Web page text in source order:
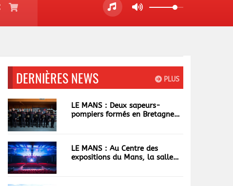
PLUS
DERNIÈRES NEWS
LE MANS : Deux sapeurs-
pompiers formés en Bretagne
LE MANS : Au Centre des
expositions du Mans, la salle